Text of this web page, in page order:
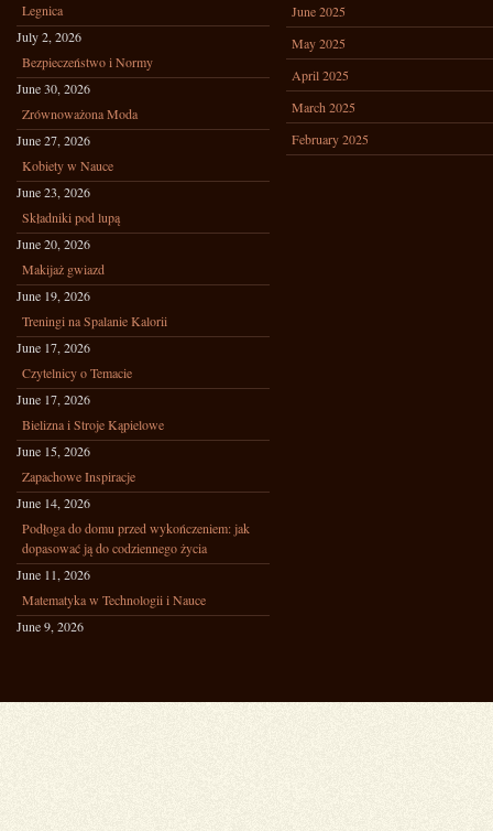
Legnica
July 2, 2026
Bezpieczeństwo i Normy
June 30, 2026
Zrównoważona Moda
June 27, 2026
Kobiety w Nauce
June 23, 2026
Składniki pod lupą
June 20, 2026
Makijaż gwiazd
June 19, 2026
Treningi na Spalanie Kalorii
June 17, 2026
Czytelnicy o Temacie
June 17, 2026
Bielizna i Stroje Kąpielowe
June 15, 2026
Zapachowe Inspiracje
June 14, 2026
Podłoga do domu przed wykończeniem: jak
dopasować ją do codziennego życia
June 11, 2026
Matematyka w Technologii i Nauce
June 9, 2026
June 2025
May 2025
April 2025
March 2025
February 2025